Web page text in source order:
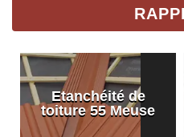
Etanchéité de
toiture 55 Meuse